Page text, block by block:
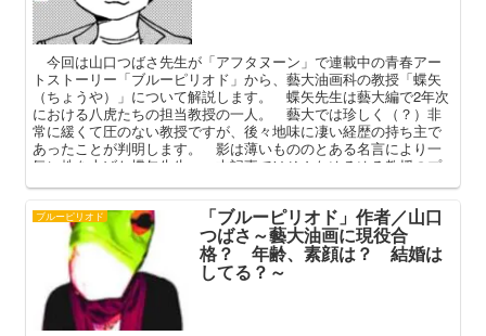
今回は山口つばさ先生が「アフタヌーン」で連載中の青春アー
トストーリー「ブルーピリオド」から、藝大油画科の教授「蝶矢
（ちょうや）」について解説します。 蝶矢先生は藝大編で2年次
における八虎たちの担当教授の一人。 藝大では珍しく（？）非
常に緩くて圧のない教授ですが、後々地味に凄い経歴の持ち主で
あったことが判明します。 影は薄いもののとある名言により一
気に株を上げた蝶矢先生。 本記事ではそんなゆるゆる教授のプ
ブルーピリオド 「ブルーピリオド」作者／山口
つばさ～藝大油画に現役合
格？ 年齢、素顔は？ 結婚は
してる？～